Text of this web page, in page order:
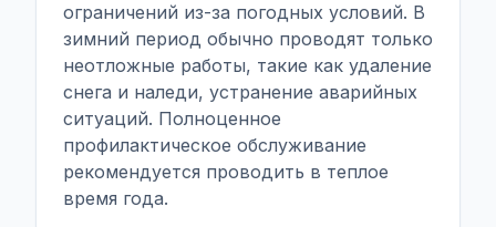
ограничений из-за погодных условий. В
зимний период обычно проводят только
неотложные работы, такие как удаление
снега и наледи, устранение аварийных
ситуаций. Полноценное
профилактическое обслуживание
рекомендуется проводить в теплое
время года.